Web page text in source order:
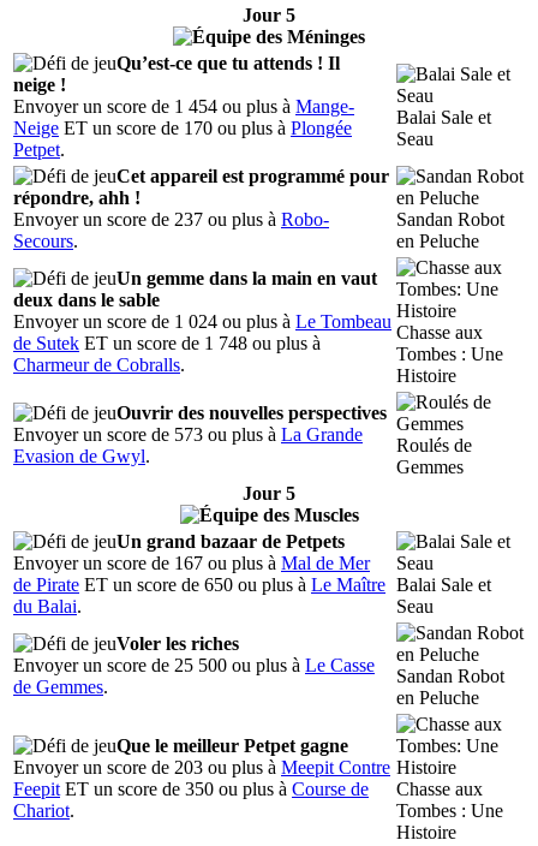
Jour 5
Qu’est-ce que tu attends ! Il
neige !
Envoyer un score de 1 454 ou plus à Mange-
Neige ET un score de 170 ou plus à Plongée
Petpet.
Balai Sale et
Seau
Cet appareil est programmé pour
répondre, ahh !
Envoyer un score de 237 ou plus à Robo-
Secours.
Sandan Robot
en Peluche
Un gemme dans la main en vaut
deux dans le sable
Envoyer un score de 1 024 ou plus à Le Tombeau
de Sutek ET un score de 1 748 ou plus à
Charmeur de Cobralls.
Chasse aux
Tombes : Une
Histoire
Ouvrir des nouvelles perspectives
Envoyer un score de 573 ou plus à La Grande
Evasion de Gwyl.
Roulés de
Gemmes
Jour 5
Un grand bazaar de Petpets
Envoyer un score de 167 ou plus à Mal de Mer
de Pirate ET un score de 650 ou plus à Le Maître
du Balai.
Balai Sale et
Seau
Voler les riches
Envoyer un score de 25 500 ou plus à Le Casse
de Gemmes.
Sandan Robot
en Peluche
Que le meilleur Petpet gagne
Envoyer un score de 203 ou plus à Meepit Contre
Feepit ET un score de 350 ou plus à Course de
Chariot.
Chasse aux
Tombes : Une
Histoire